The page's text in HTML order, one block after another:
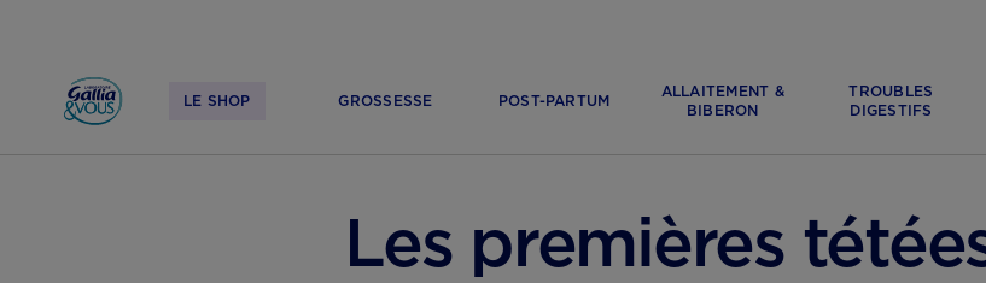
LE SHOP GROSSESSE POST-PARTUM
ALLAITEMENT &
BIBERON
TROUBLES
DIGESTIFS
ALLAITEMENT & BIBERON
Les premières